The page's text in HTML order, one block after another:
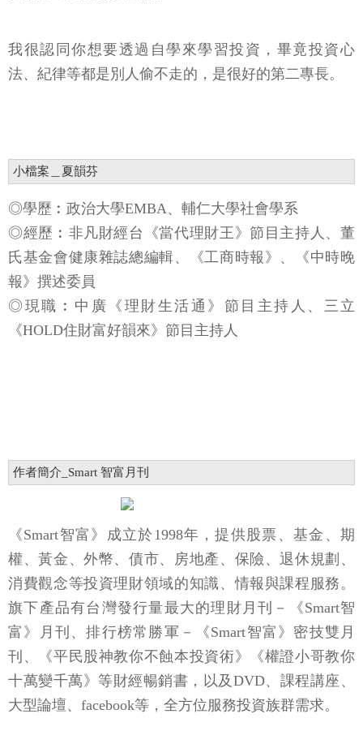
我很認同你想要透過自學來學習投資，畢竟投資心
法、紀律等都是別人偷不走的，是很好的第二專長。
小檔案＿夏韻芬
◎學歷︰政治大學EMBA、輔仁大學社會學系
◎經歷︰非凡財經台《當代理財王》節目主持人、董
氏基金會健康雜誌總編輯、《工商時報》、《中時晚
報》撰述委員
◎現職︰中廣《理財生活通》節目主持人、三立
《HOLD住財富好韻來》節目主持人
作者簡介_Smart 智富月刊
《Smart智富》成立於1998年，提供股票、基金、期
權、黃金、外幣、債市、房地產、保險、退休規劃、
消費觀念等投資理財領域的知識、情報與課程服務。
旗下產品有台灣發行量最大的理財月刊－《Smart智
富》月刊、排行榜常勝軍－《Smart智富》密技雙月
刊、《平民股神教你不蝕本投資術》《權證小哥教你
十萬變千萬》等財經暢銷書，以及DVD、課程講座、
大型論壇、facebook等，全方位服務投資族群需求。